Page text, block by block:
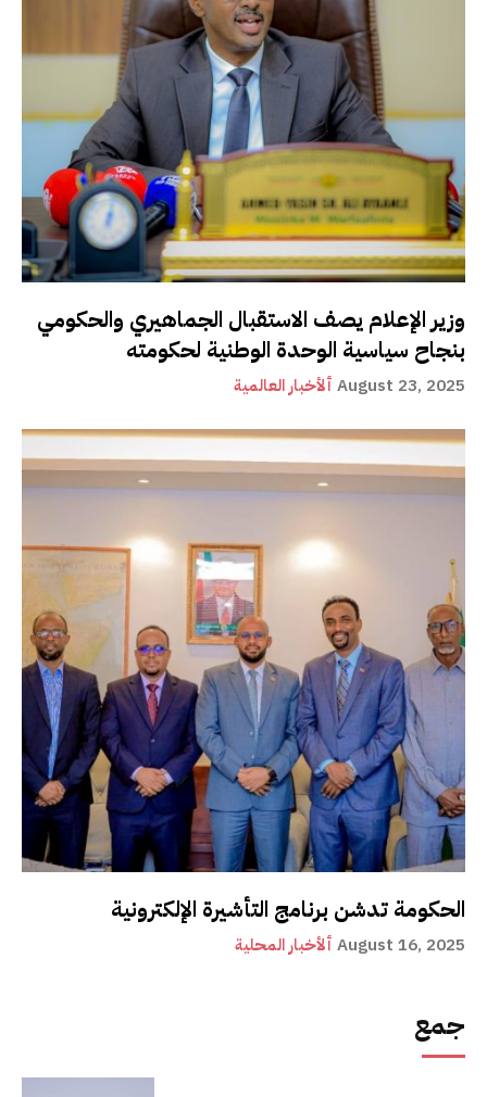
وزير الإعلام يصف الاستقبال الجماهيري والحكومي
بنجاح سياسية الوحدة الوطنية لحكومته
ألأخبار العالمية August 23, 2025
الحكومة تدشن برنامج التأشيرة الإلكترونية
ألأخبار المحلية August 16, 2025
جمع